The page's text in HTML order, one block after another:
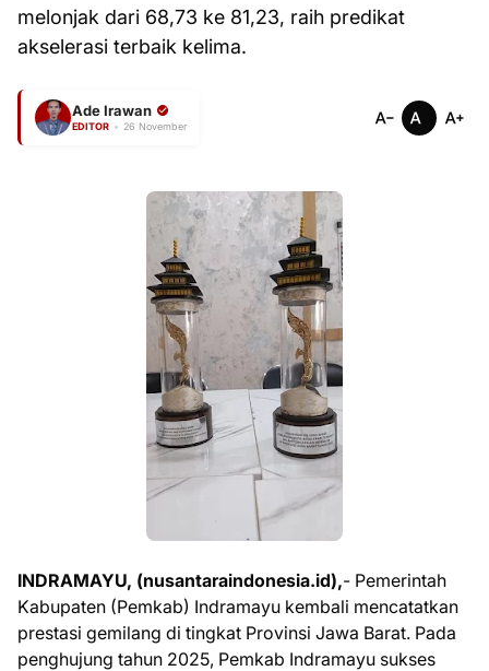
melonjak dari 68,73 ke 81,23, raih predikat
akselerasi terbaik kelima.
Ade Irawan
EDITOR • 26 November
INDRAMAYU, (nusantaraindonesia.id),- Pemerintah
Kabupaten (Pemkab) Indramayu kembali mencatatkan
prestasi gemilang di tingkat Provinsi Jawa Barat. Pada
penghujung tahun 2025, Pemkab Indramayu sukses